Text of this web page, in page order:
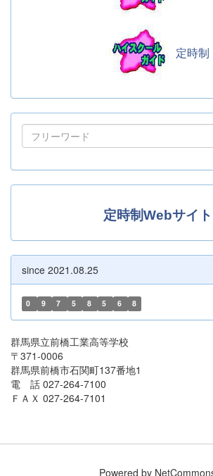
定時制
定時制Webサイト
since 2021.08.25
0 9 7 5 8 5 6 8
群馬県立前橋工業高等学校
〒371-0006
群馬県前橋市石関町137番地1
電 話 027-264-7100
ＦＡＸ 027-264-7101
Powered by